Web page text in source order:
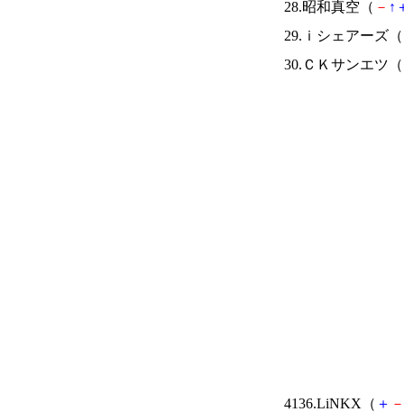
28.昭和真空（ － ↑
29.ｉシェアーズ（
30.ＣＫサンエツ（
4136.LiNKX（ ＋ －